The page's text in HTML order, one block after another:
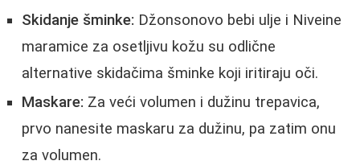
Skidanje šminke: Džonsonovo bebi ulje i Niveine
maramice za osetljivu kožu su odlične
alternative skidačima šminke koji iritiraju oči.
Maskare: Za veći volumen i dužinu trepavica,
prvo nanesite maskaru za dužinu, pa zatim onu
za volumen.